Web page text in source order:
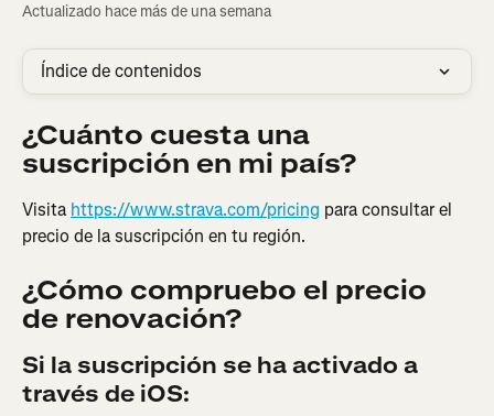
Actualizado hace más de una semana
Índice de contenidos
¿Cuánto cuesta una
suscripción en mi país?
Visita https://www.strava.com/pricing para consultar el
precio de la suscripción en tu región.
¿Cómo compruebo el precio
de renovación?
Si la suscripción se ha activado a
través de iOS: